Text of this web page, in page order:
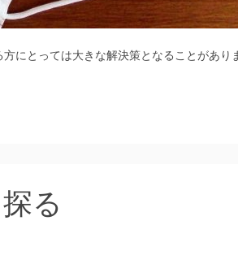
にとっては大きな解決策となることがあり
る